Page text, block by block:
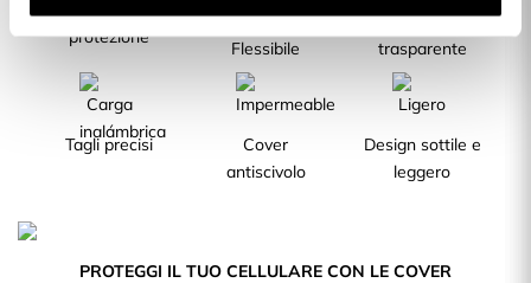
protezione
Silicone
Flessibile
Silicone TPU
trasparente
Tagli precisi
Cover
antiscivolo
Design sottile e
leggero
PROTEGGI IL TUO CELLULARE CON LE COVER